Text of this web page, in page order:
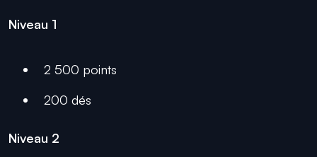
Niveau 1
2 500 points
200 dés
Niveau 2